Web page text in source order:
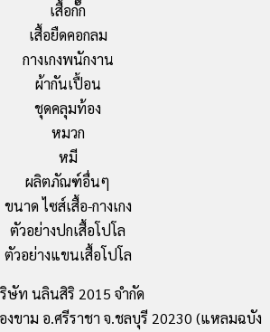
เสื้อกั๊ก
เสื้อยืดคอกลม
กางเกงพนักงาน
ผ้ากันเปื้อน
ชุดคลุมท้อง
หมวก
หมี
ผลิตภัณฑ์อื่นๆ
ขนาด ไซส์เสื้อ-กางเกง
ตัวอย่างปกเสื้อโปโล
ตัวอย่างแขนเสื้อโปโล
ษัท นลินสิริ 2015 จำกัด
ขาม อ.ศรีราชา จ.ชลบุรี 20230 (แหลมฉบัง